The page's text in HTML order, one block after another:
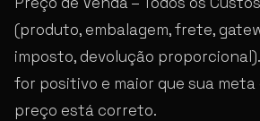
(produto, embalagem, frete,
imposto, devolução
for positivo e maior que sua meta
preço está correto.